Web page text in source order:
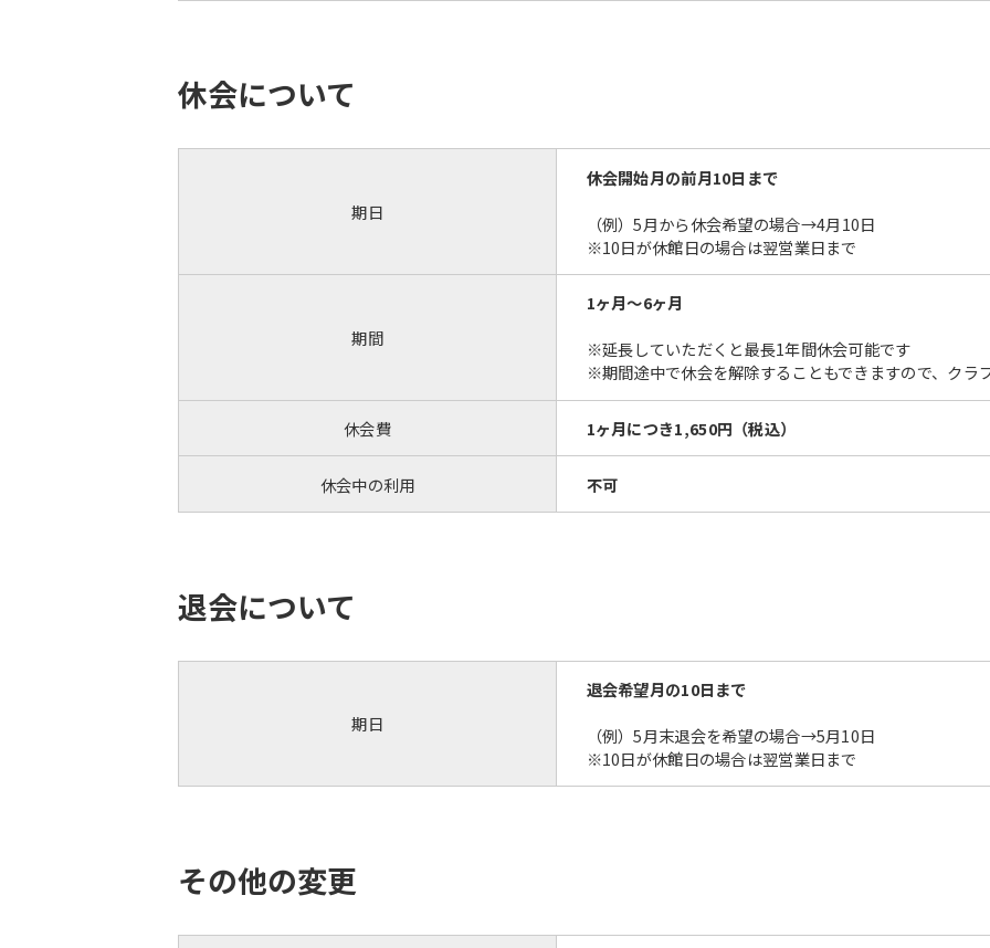
休会について
期日
休会開始月の前月10日まで
（例）5月から休会希望の場合→4月10日
※10日が休館日の場合は翌営業日まで
期間
1ヶ月～6ヶ月
※延長していただくと最長1年間休会可能です
※期間途中で休会を解除することもできますので、クラ
休会費 1ヶ月につき1,650円 （税込）
休会中の利用 不可
退会について
期日
退会希望月の10日まで
（例）5月末退会を希望の場合→5月10日
※10日が休館日の場合は翌営業日まで
その他の変更
For foreigners
automatic translation) to return to
the top page.
translation service, the Japanese
version of this website will be